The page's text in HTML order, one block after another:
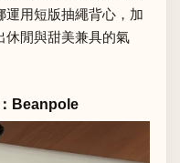
運用短版抽繩背心，加
休閒與甜美兼具的氣
Beanpole